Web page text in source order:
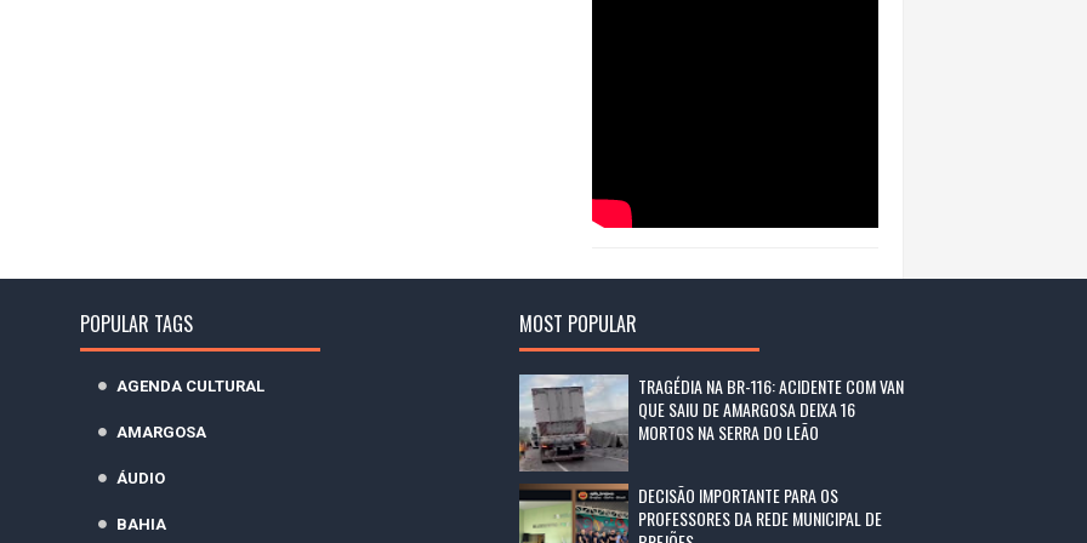
POPULAR TAGS
AGENDA CULTURAL
AMARGOSA
ÁUDIO
BAHIA
MOST POPULAR
TRAGÉDIA NA BR-116: ACIDENTE COM VAN
QUE SAIU DE AMARGOSA DEIXA 16
MORTOS NA SERRA DO LEÃO
DECISÃO IMPORTANTE PARA OS
PROFESSORES DA REDE MUNICIPAL DE